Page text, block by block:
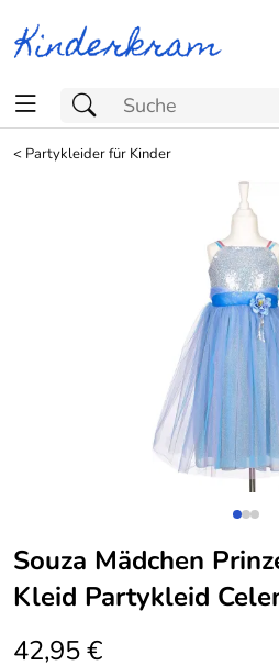
< Partykleider für Kinder
Souza Mädchen
Kleid Partykleid
42,95 €